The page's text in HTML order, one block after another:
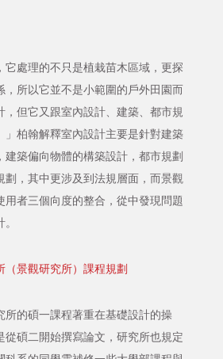
它處理的不只是植栽苗木區域，更探
，所以它並不是小範圍的戶外田園而
，但它又跟室內設計、建築、都市規
」柏翰解釋室內設計主要是針對建築
建築偏向物體的構築設計，都市規劃
劃，其中更涉及到法規層面，而景觀
用者三個向度的整合，從中發現問題
（景觀研究所）課程規劃
所的碩一課程著重在基礎設計的操
從碩二開始撰寫論文，研究所也規定